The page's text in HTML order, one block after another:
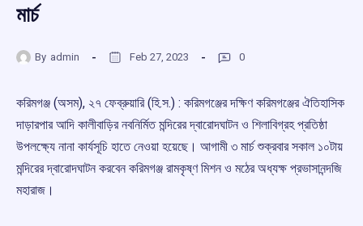
মার্চ
By admin Feb 27, 2023 0
করিমগঞ্জ (অসম), ২৭ ফেব্রুয়ারি (হি.স.) : করিমগঞ্জের দক্ষিণ করিমগঞ্জের ঐতিহাসিক
দাড়ারপার আদি কালীবাড়ির নবনির্মিত মন্দিরের দ্বারোদঘাটন ও শিলাবিগ্রহ প্রতিষ্ঠা
উপলক্ষ্যে নানা কার্যসূচি হাতে নেওয়া হয়েছে। আগামী ৩ মার্চ শুক্রবার সকাল ১০টায়
মন্দিরের দ্বারোদঘাটন করবেন করিমগঞ্জ রামকৃষ্ণ মিশন ও মঠের অধ্যক্ষ প্রভাসানন্দজি
মহারাজ।